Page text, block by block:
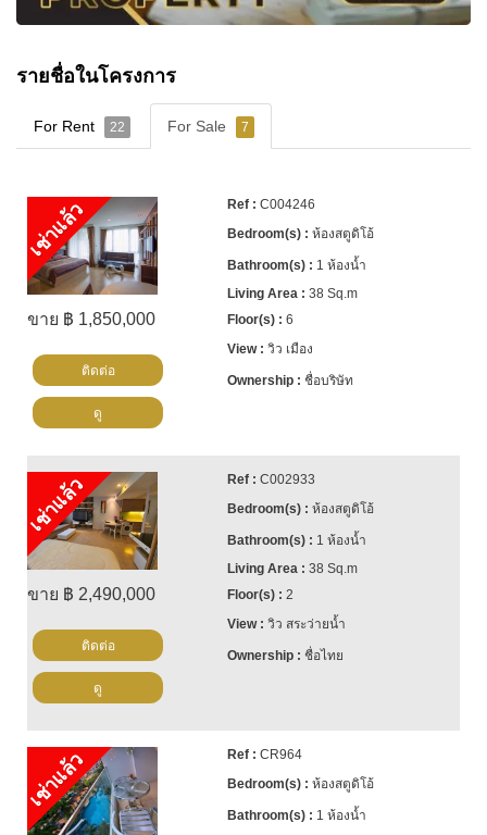
รายชื่อในโครงการ
For Rent 22 For Sale 7
เช่าแล้ว
ขาย ฿ 1,850,000
C004246
ห้องสตูดิโอ้
1 ห้องน้ำ
38 Sq.m
6
วิว เมือง
ชื่อบริษัท
ติดต่อ
ดู
เช่าแล้ว
ขาย ฿ 2,490,000
C002933
ห้องสตูดิโอ้
1 ห้องน้ำ
38 Sq.m
2
วิว สระว่ายน้ำ
ชื่อไทย
ติดต่อ
ดู
เช่าแล้ว
CR964
ห้องสตูดิโอ้
1 ห้องน้ำ